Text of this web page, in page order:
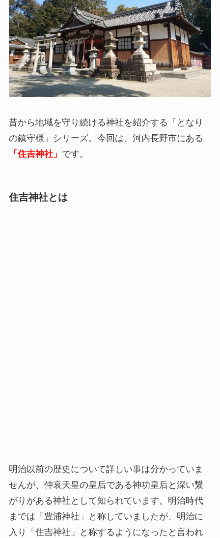
昔から地域を守り続ける神社を紹介する「となり
の鎮守様」シリーズ。今回は、河内長野市にある
「住吉神社」 です。
住吉神社とは
明治以前の歴史について詳しい事は分かっていま
せんが、仲哀天皇の皇后である神功皇后と深い繋
がりがある神社として知られています。明治時代
までは「豊浦神社」と称していましたが、明治に
入り「住吉神社」と称するようになったと言われ